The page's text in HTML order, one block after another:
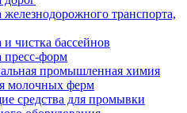
транспорта,
чистка бассейнов
форм
промышленная химия
молочных ферм
средства для промывки